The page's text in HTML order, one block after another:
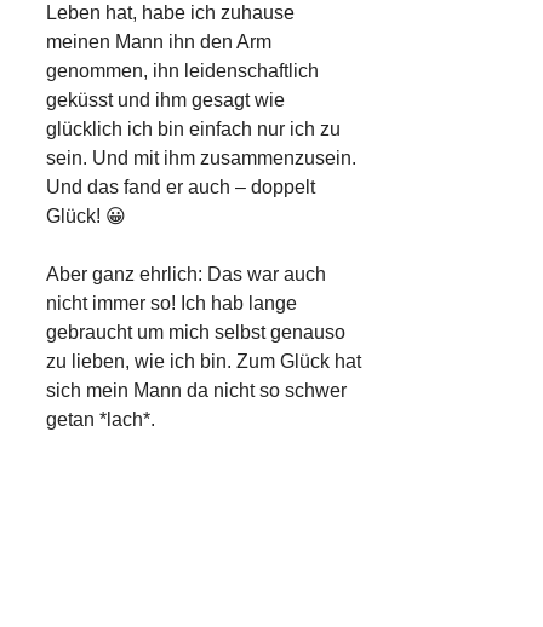
Leben hat, habe ich zuhause
meinen Mann ihn den Arm
genommen, ihn leidenschaftlich
geküsst und ihm gesagt wie
glücklich ich bin einfach nur ich zu
sein. Und mit ihm zusammenzusein.
Und das fand er auch – doppelt
Glück! 😀
Aber ganz ehrlich: Das war auch
nicht immer so! Ich hab lange
gebraucht um mich selbst genauso
zu lieben, wie ich bin. Zum Glück hat
sich mein Mann da nicht so schwer
getan *lach*.